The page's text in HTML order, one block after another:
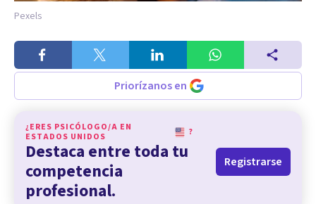
Pexels
Priorízanos en
¿ERES PSICÓLOGO/A EN
ESTADOS UNIDOS
?
Destaca entre toda tu
competencia
profesional.
Registrarse